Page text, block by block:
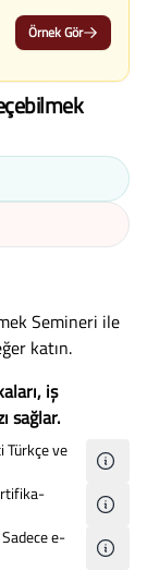
Örnek Gör
Semineri ile
katın.
iş
sağlar.
Türkçe ve
e-